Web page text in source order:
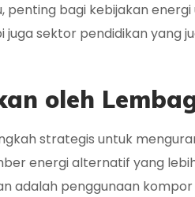
penting bagi kebijakan
sektor pendidikan yang
oleh
strategis untuk
energi alternatif yang
adalah penggunaan